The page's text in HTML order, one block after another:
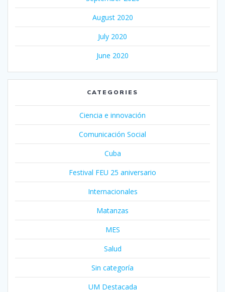
August 2020
July 2020
June 2020
CATEGORIES
Ciencia e innovación
Comunicación Social
Cuba
Festival FEU 25 aniversario
Internacionales
Matanzas
MES
Salud
Sin categoría
UM Destacada